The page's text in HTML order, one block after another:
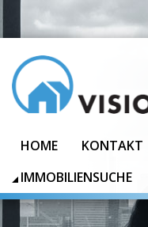
HOME KONTAKT
IMMOBILIENSUCHE